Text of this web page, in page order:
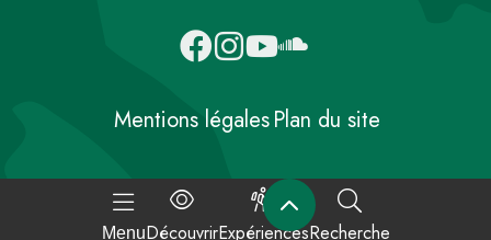
MenuDécouvrirExpériencesRecherche
Mentions légalesPlan du site